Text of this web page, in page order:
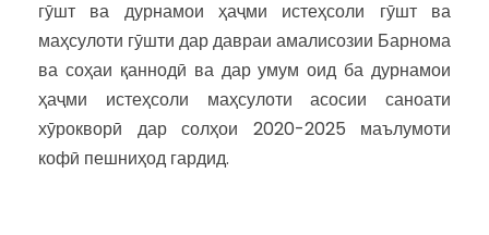
гӯшт ва дурнамои ҳаҷми истеҳсоли гӯшт ва
маҳсулоти гӯшти дар давраи амалисозии Барнома
ва соҳаи қаннодӣ ва дар умум оид ба дурнамои
ҳаҷми истеҳсоли маҳсулоти асосии саноати
хӯрокворӣ дар солҳои 2020-2025 маълумоти
кофӣ пешниҳод гардид.